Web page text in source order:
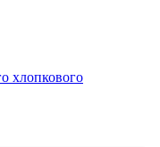
хлопкового